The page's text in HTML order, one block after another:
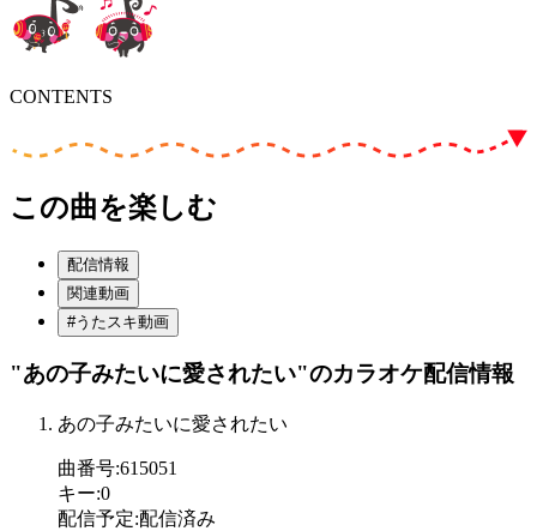
CONTENTS
この曲を楽しむ
配信情報
関連動画
#うたスキ動画
"あの子みたいに愛されたい"のカラオケ配信情報
あの子みたいに愛されたい
曲番号:615051
キー:0
配信予定:配信済み